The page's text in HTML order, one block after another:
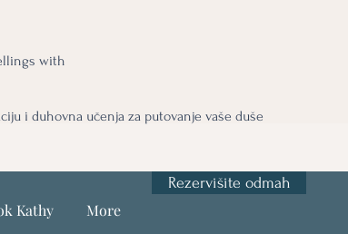
i duhovna učenja za putovanje vaše duše
with
Kathy More
Rezervišite odmah